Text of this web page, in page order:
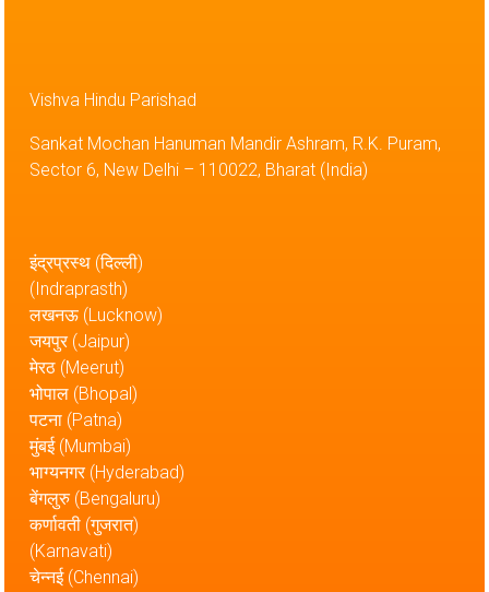
Vishva Hindu Parishad
Sankat Mochan Hanuman Mandir Ashram, R.K. Puram,
Sector 6, New Delhi – 110022, Bharat (India)
इंद्रप्रस्थ (दिल्ली)
(Indraprasth)
लखनऊ (Lucknow)
जयपुर (Jaipur)
मेरठ (Meerut)
भोपाल (Bhopal)
पटना (Patna)
मुंबई (Mumbai)
भाग्यनगर (Hyderabad)
बेंगलुरु (Bengaluru)
कर्णावती (गुजरात)
(Karnavati)
चेन्नई (Chennai)